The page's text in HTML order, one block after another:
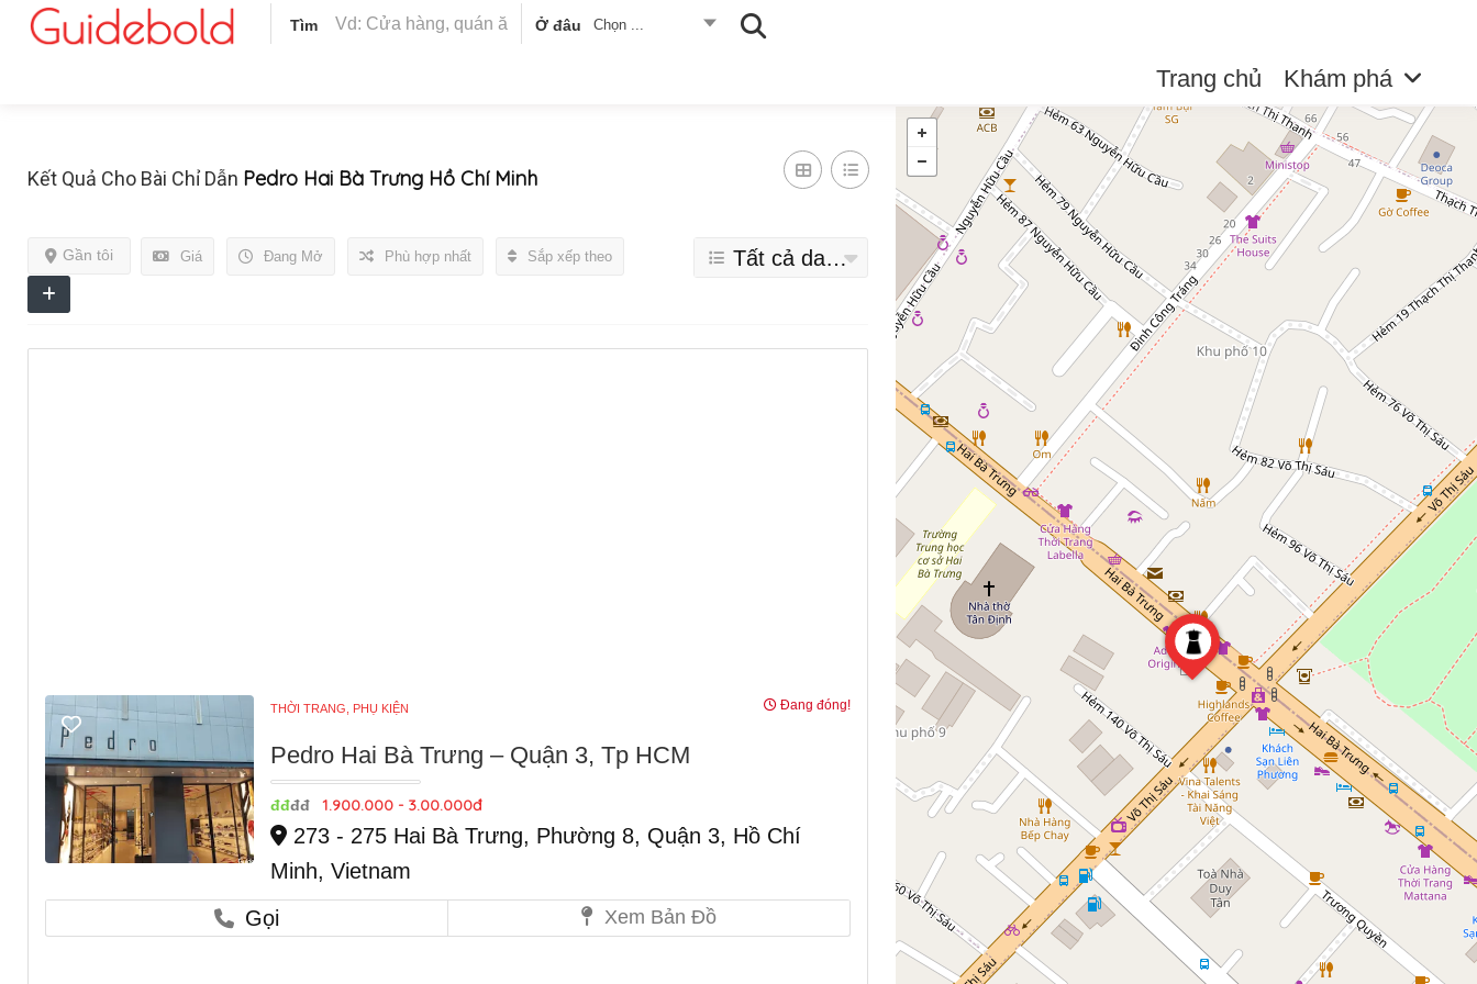
Tìm Ở đâu Chọn ...
Trang chủ Khám phá
Kết Quả Cho Bài Chỉ Dẫn Pedro Hai Bà Trưng Hồ Chí Minh
Giá Đang Mở
Gần tôi Phù hợp nhất Sắp xếp theo Tất cả danh mục
THỜI TRANG, PHỤ KIỆN Đang đóng!
Pedro Hai Bà Trưng – Quận 3, Tp HCM
đđđđ 1.900.000 - 3.00.000đ
273 - 275 Hai Bà Trưng, Phường 8, Quận 3, Hồ Chí
Minh, Vietnam
Gọi
Xem Bản Đồ